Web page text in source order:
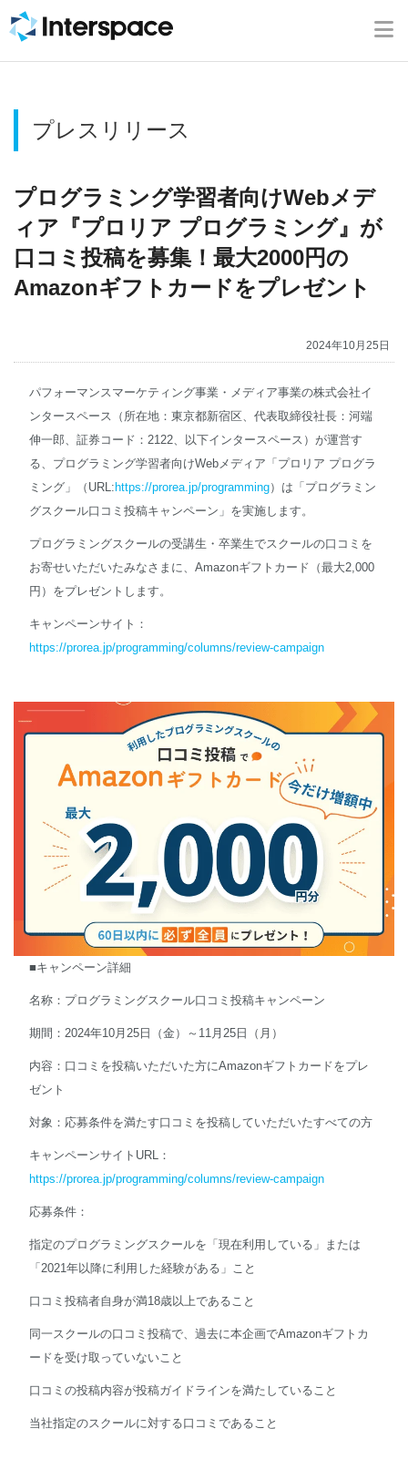
ホーム
事業内容
ニュース
IR情報
ブログ
お問い合わせ
English
プレスリリース
プログラミング学習者向けWebメデ
ィア『プロリア プログラミング』が
口コミ投稿を募集！最大2000円の
Amazonギフトカードをプレゼント
2024年10月25日
パフォーマンスマーケティング事業・メディア事業の株式会社イ
ンタースペース（所在地：東京都新宿区、代表取締役社長：河端
伸一郎、証券コード：2122、以下インタースペース）が運営す
る、プログラミング学習者向けWebメディア「プロリア プログラ
ミング」（URL: https://prorea.jp/programming）は「プログラミン
グスクール口コミ投稿キャンペーン」を実施します。
プログラミングスクールの受講生・卒業生でスクールの口コミを
お寄せいただいたみなさまに、Amazonギフトカード（最大2,000
円）をプレゼントします。
キャンペーンサイト：
https://prorea.jp/programming/columns/review-campaign
■キャンペーン詳細
名称：プログラミングスクール口コミ投稿キャンペーン
期間：2024年10月25日（金）～11月25日（月）
内容：口コミを投稿いただいた方にAmazonギフトカードをプレ
ゼント
対象：応募条件を満たす口コミを投稿していただいたすべての方
キャンペーンサイトURL：
https://prorea.jp/programming/columns/review-campaign
応募条件：
指定のプログラミングスクールを「現在利用している」または
「2021年以降に利用した経験がある」こと
口コミ投稿者自身が満18歳以上であること
同一スクールの口コミ投稿で、過去に本企画でAmazonギフトカ
ードを受け取っていないこと
口コミの投稿内容が投稿ガイドラインを満たしていること
当社指定のスクールに対する口コミであること